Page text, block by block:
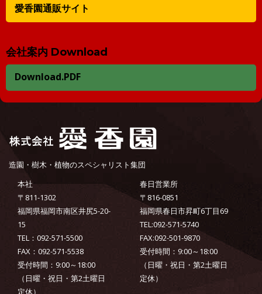
愛香園通販サイト
会社案内 Download
Download.PDF
造園・樹木・植物のスペシャリスト集団
本社
〒811-1302
福岡県福岡市南区井尻5-20-
15
TEL：092-571-5500
FAX：092-571-5538
受付時間：9:00～18:00
（日曜・祝日・第2土曜日
定休）
春日営業所
〒816-0851
福岡県春日市昇町6丁目69
TEL:092-571-5740
FAX:092-501-9870
受付時間：9:00～18:00
（日曜・祝日・第2土曜日
定休）